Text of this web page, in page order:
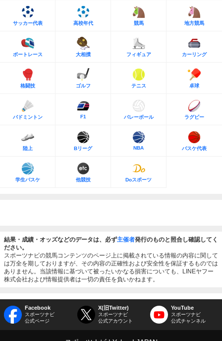
サッカー代表 高校年代 競馬 地方競馬
ボートレース 大相撲 フィギュア カーリング
格闘技 ゴルフ テニス 卓球
バドミントン F1 バレーボール ラグビー
陸上 Bリーグ NBA バスケ代表
学生バスケ 他競技 Doスポーツ
結果・成績・オッズなどのデータは、必ず主催者発行のものと照合し確認してく
ださい。
スポーツナビの競馬コンテンツのページ上に掲載されている情報の内容に関して
は万全を期しておりますが、その内容の正確性および安全性を保証するものでは
ありません。当該情報に基づいて被ったいかなる損害についても、LINEヤフー
株式会社および情報提供者は一切の責任を負いかねます。
Facebook
スポーツナビ
公式ページ
X(旧Twitter)
スポーツナビ
公式アカウント
YouTube
スポーツナビ
公式チャンネル